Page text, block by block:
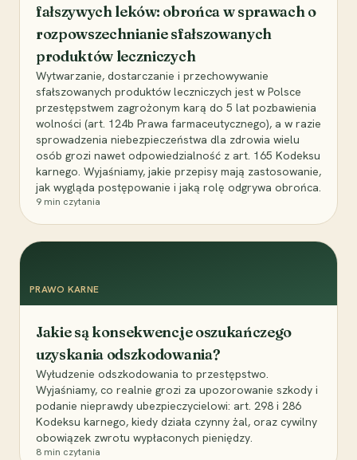
fałszywych leków: obrońca w sprawach o
rozpowszechnianie sfałszowanych
produktów leczniczych
Wytwarzanie, dostarczanie i przechowywanie
sfałszowanych produktów leczniczych jest w Polsce
przestępstwem zagrożonym karą do 5 lat pozbawienia
wolności (art. 124b Prawa farmaceutycznego), a w razie
sprowadzenia niebezpieczeństwa dla zdrowia wielu
osób grozi nawet odpowiedzialność z art. 165 Kodeksu
karnego. Wyjaśniamy, jakie przepisy mają zastosowanie,
jak wygląda postępowanie i jaką rolę odgrywa obrońca.
9 min czytania
PRAWO KARNE
Jakie są konsekwencje oszukańczego
uzyskania odszkodowania?
Wyłudzenie odszkodowania to przestępstwo.
Wyjaśniamy, co realnie grozi za upozorowanie szkody i
podanie nieprawdy ubezpieczycielowi: art. 298 i 286
Kodeksu karnego, kiedy działa czynny żal, oraz cywilny
obowiązek zwrotu wypłaconych pieniędzy.
8 min czytania